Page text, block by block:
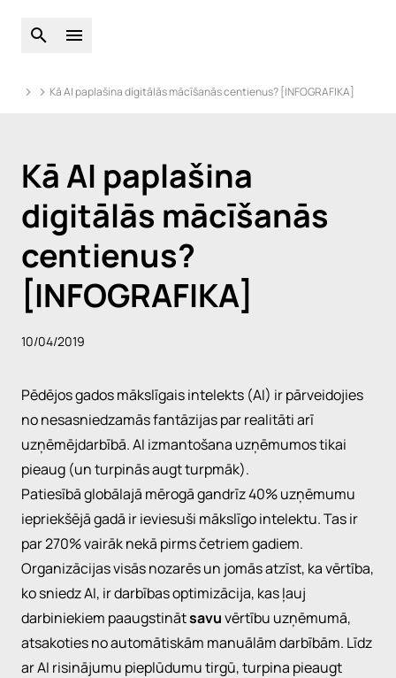
Atveriet globālo meklēšanu
Atveriet galveno izvēlni
Kā AI paplašina digitālās mācīšanās centienus? [INFOGRAFIKA]
Kā AI paplašina
digitālās mācīšanās
centienus?
[INFOGRAFIKA]
10/04/2019
Pēdējos gados mākslīgais intelekts (AI) ir pārveidojies
no nesasniedzamās fantāzijas par realitāti arī
uzņēmējdarbībā. AI izmantošana uzņēmumos tikai
pieaug (un turpinās augt turpmāk).
Patiesībā globālajā mērogāgandrīz 40% uzņēmumu
iepriekšējā gadā ir ieviesuši mākslīgo intelektu. Tas ir
par 270% vairāk nekā pirms četriem gadiem.
Organizācijas visās nozarēs un jomās atzīst, ka vērtība,
ko sniedz AI, ir darbības optimizācija, kas ļauj
darbiniekiem paaugstinātsavuvērtību uzņēmumā,
atsakoties no automātiskām manuālām darbībām. Līdz
ar AI risinājumu pieplūdumu tirgū, turpina pieaugt